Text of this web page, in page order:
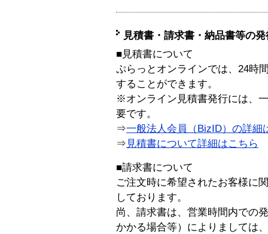
見積書・請求書・納品書等の
■見積書について
ぷらっとオンラインでは、24時
することができます。
※オンライン見積書発行には、
要です。
⇒一般法人会員（BizID）の詳細
⇒ 見積書について詳細はこちら
■請求書について
ご注文時に希望されたお客様に
しております。
尚、請求書は、営業時間内での
かかる場合等）によりましては